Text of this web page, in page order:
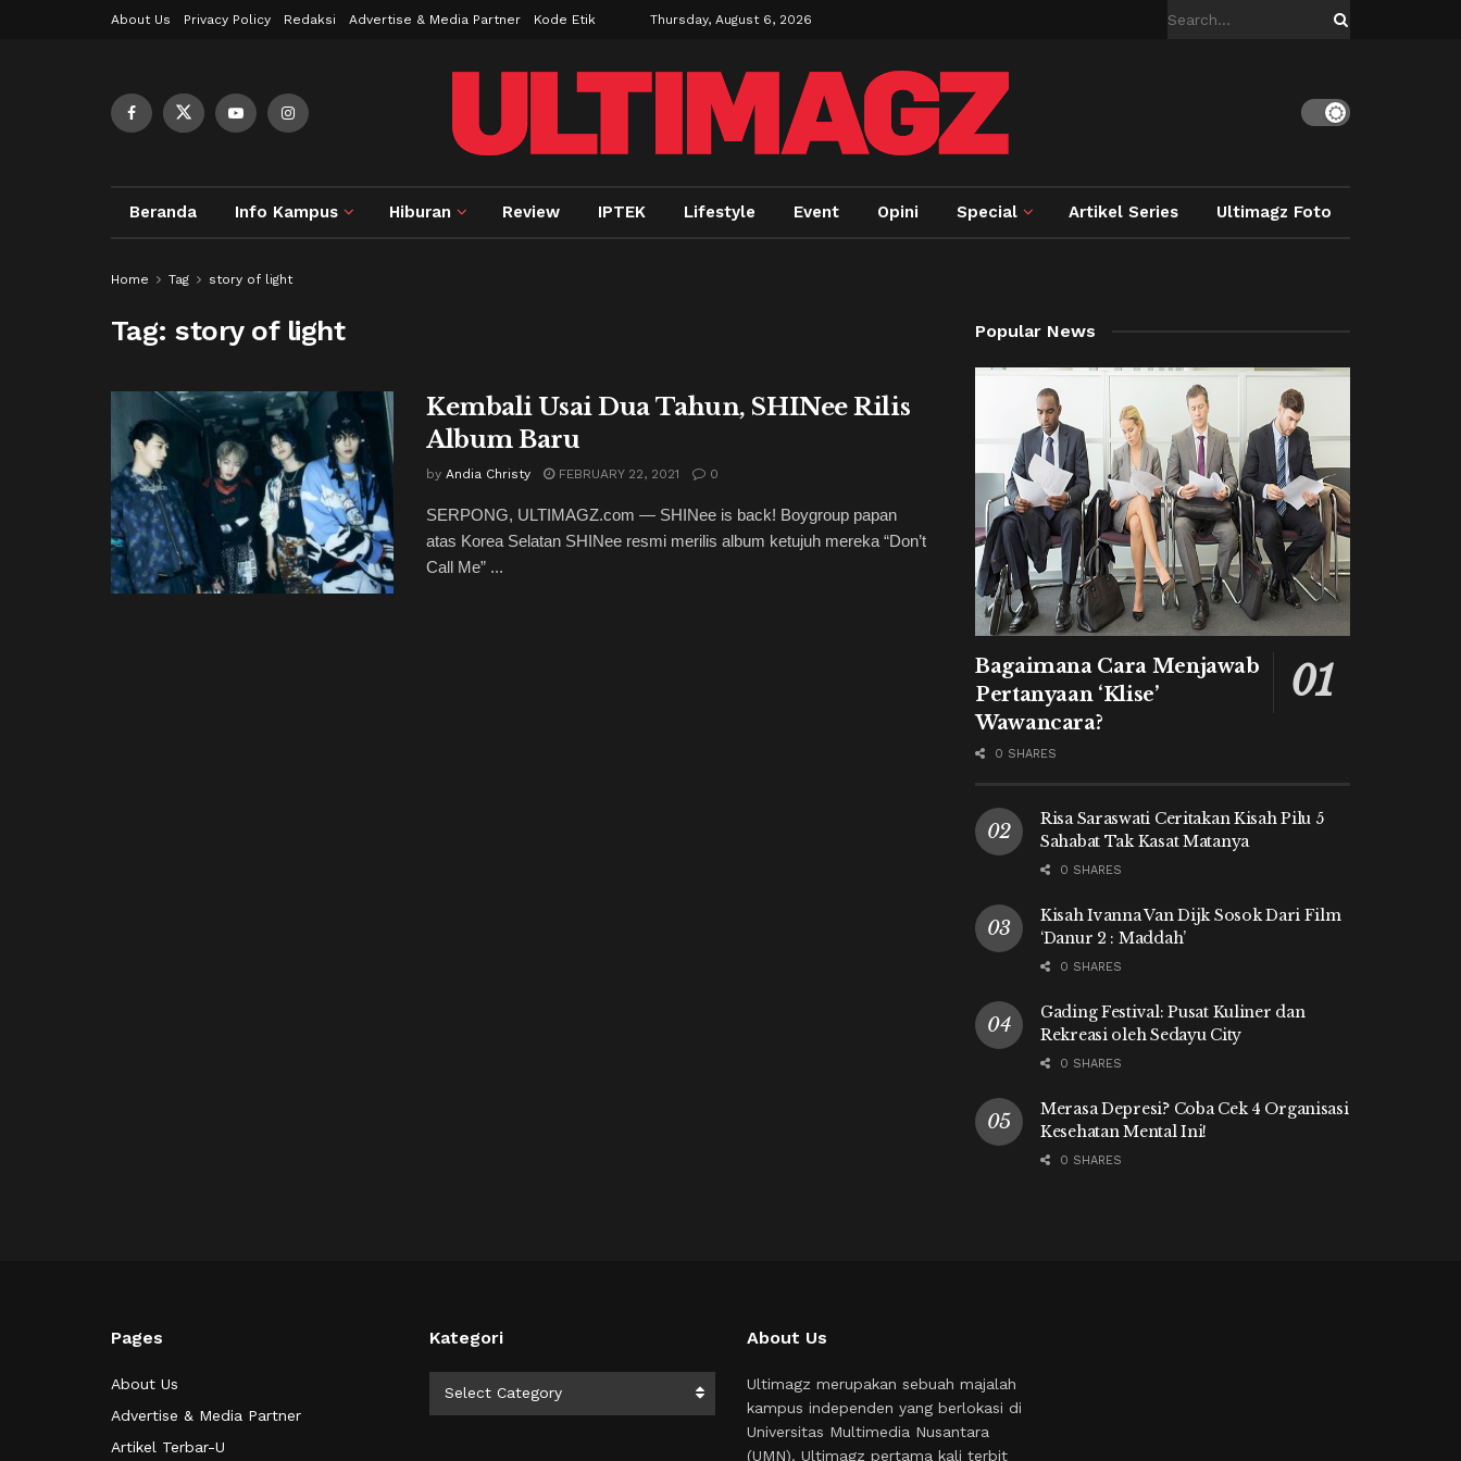
About Us Privacy Policy Redaksi Advertise & Media Partner Kode Etik Thursday, August 6, 2026
Beranda Info Kampus Hiburan Review IPTEK Lifestyle Event Opini Special Artikel Series Ultimagz Foto
Home Tag story of light
Tag:story of light
Kembali Usai Dua Tahun, SHINee Rilis
Album Baru
by Andia Christy FEBRUARY 22, 2021 0
SERPONG, ULTIMAGZ.com — SHINee is back! Boygroup papan
atas Korea Selatan SHINee resmi merilis album ketujuh mereka “Don’t
Call Me” ...
Popular News
Bagaimana Cara Menjawab
Pertanyaan ‘Klise’
Wawancara?
0 SHARES
Risa Saraswati Ceritakan Kisah Pilu 5
Sahabat Tak Kasat Matanya
0 SHARES
Kisah Ivanna Van Dijk Sosok Dari Film
‘Danur 2 : Maddah’
0 SHARES
Gading Festival: Pusat Kuliner dan
Rekreasi oleh Sedayu City
0 SHARES
Merasa Depresi? Coba Cek 4 Organisasi
Kesehatan Mental Ini!
0 SHARES
Pages
About Us
Advertise & Media Partner
Artikel Terbar-U
Kategori
Select Category
About Us
Ultimagz merupakan sebuah majalah
kampus independen yang berlokasi di
Universitas Multimedia Nusantara
(UMN). Ultimagz pertama kali terbit